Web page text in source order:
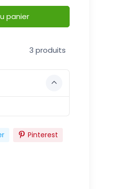
panier
3 produits
Pinterest